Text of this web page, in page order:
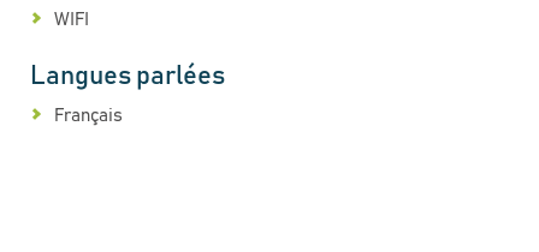
WIFI
Langues parlées
Français